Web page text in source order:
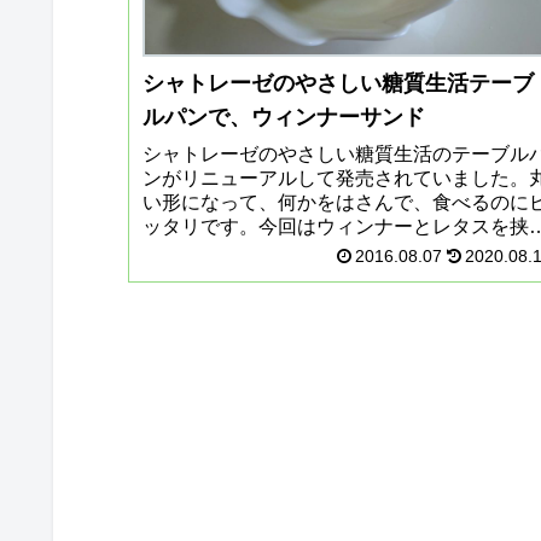
シャトレーゼのやさしい糖質生活テーブ
ルパンで、ウィンナーサンド
シャトレーゼのやさしい糖質生活のテーブル
ンがリニューアルして発売されていました。
い形になって、何かをはさんで、食べるのに
ッタリです。今回はウィンナーとレタスを挟
で食べてみました限りなく普通のパンに近い
2016.08.07